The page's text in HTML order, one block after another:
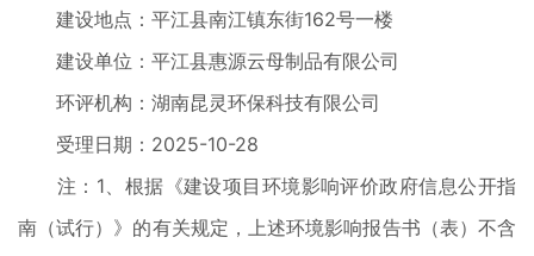
建设地点：平江县南江镇东街162号一楼
建设单位：平江县惠源云母制品有限公司
环评机构：湖南昆灵环保科技有限公司
受理日期：2025-10-28
注：1、根据《建设项目环境影响评价政府信息公开指
南（试行）》的有关规定，上述环境影响报告书（表）不含